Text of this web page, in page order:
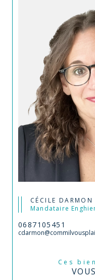
CÉCILE DARMON
Mandataire
0687105451
Ces